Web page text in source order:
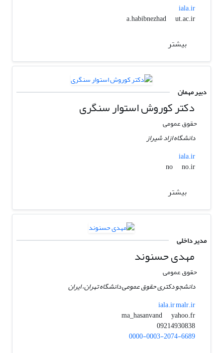
iala.ir
a.habibnezhad
ut.ac.ir
بیشتر
دبیر مهمان
دکتر کوروش استوار سنگری
حقوق عمومی
دانشگاه ازاد شیراز
iala.ir
no
no.ir
بیشتر
مدیر داخلی
مهدی حسنوند
حقوق عمومی
دانشجو دکتری حقوق عمومی دانشگاه تهران، ایران
iala.ir malr.ir
ma_hasanvand
yahoo.fr
09214930838
0000-0003-2074-6689